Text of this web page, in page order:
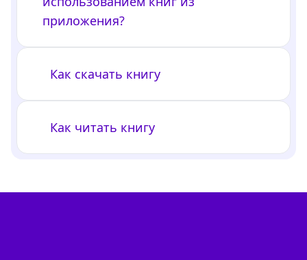
приложения?
Как скачать книгу
Как читать книгу